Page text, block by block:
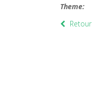
Theme:
Retour